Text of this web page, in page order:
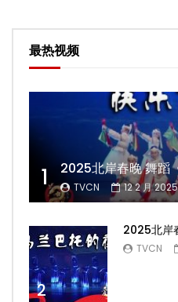
最热视频
1 2025北岸春晚 舞蹈
TVCN 12 2 月 2025
2
2025北岸
TVCN